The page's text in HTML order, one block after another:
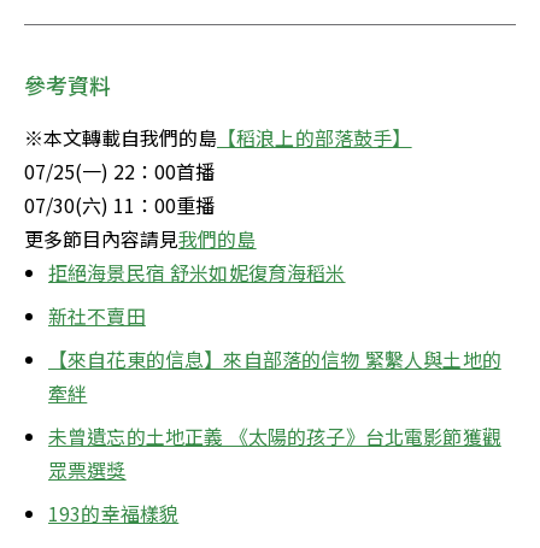
參考資料
※本文轉載自我們的島 【稻浪上的部落鼓手】
07/25(一) 22：00首播
07/30(六) 11：00重播
更多節目內容請見我們的島
拒絕海景民宿 舒米如妮復育海稻米
新社不賣田
【來自花東的信息】來自部落的信物 緊繫人與土地的
牽絆
未曾遺忘的土地正義 《太陽的孩子》台北電影節獲觀
眾票選獎
193的幸福樣貌